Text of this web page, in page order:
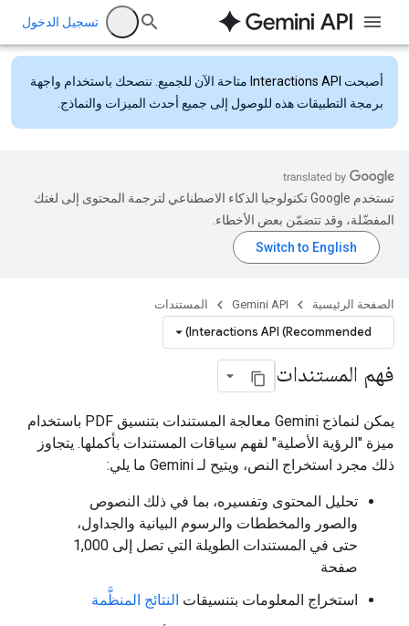
تسجيل الدخول
أصبحت Interactions API متاحة الآن للجميع. ننصحك باستخدام واجهة
برمجة التطبيقات هذه للوصول إلى جميع أحدث الميزات والنماذج.
تستخدم Google تكنولوجيا الذكاء الاصطناعي لترجمة المحتوى إلى لغتك
المفضّلة، وقد تتضمّن بعض الأخطاء.
الصفحة الرئيسية Gemini API المستندات
Interactions API (Recommended)
فهم المستندات
يمكن لنماذج Gemini معالجة المستندات بتنسيق PDF باستخدام
ميزة "الرؤية الأصلية" لفهم سياقات المستندات بأكملها. يتجاوز
ذلك مجرد استخراج النص، ويتيح لـ Gemini ما يلي:
تحليل المحتوى وتفسيره، بما في ذلك النصوص
والصور والمخططات والرسوم البيانية والجداول،
حتى في المستندات الطويلة التي تصل إلى 1,000
صفحة
استخراج المعلومات بتنسيقات النتائج المنظَّمة